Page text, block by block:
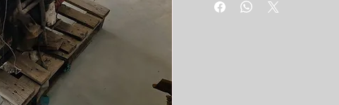
Naudotas, veikiantis